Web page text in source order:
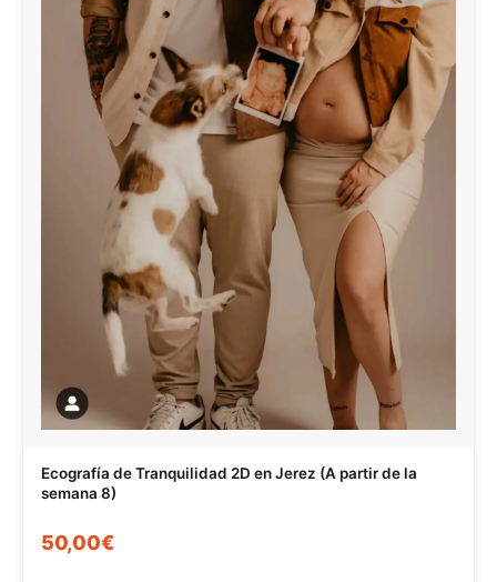
Ecografía de Tranquilidad 2D en Jerez (A partir de la
semana 8)
50,00€